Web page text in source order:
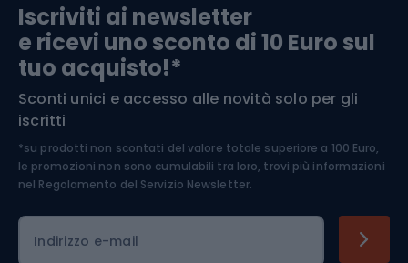
Arrampicata
Medicina dello sport
Abbigliamento ciclistico
Iscriviti ai newsletter
e ricevi uno sconto di 10 Euro sul
tuo acquisto!*
Sconti unici e accesso alle novità solo per gli
iscritti
*su prodotti non scontati del valore totale superiore a 100 Euro,
le promozioni non sono cumulabili tra loro, trovi più informazioni
nel Regolamento del Servizio Newsletter.
Indirizzo e-mail